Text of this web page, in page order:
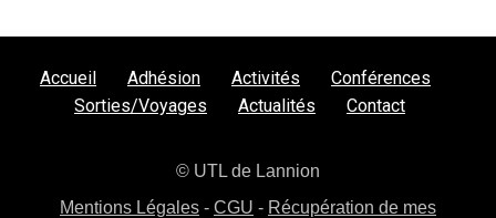
Accueil Adhésion Activités
Conférences
Sorties/Voyages
Actualités Contact
© UTL de Lannion
Mentions Légales - CGU - Récupération de mes